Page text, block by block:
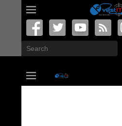
Search
vastIT.ro
Blog de Tehnologie